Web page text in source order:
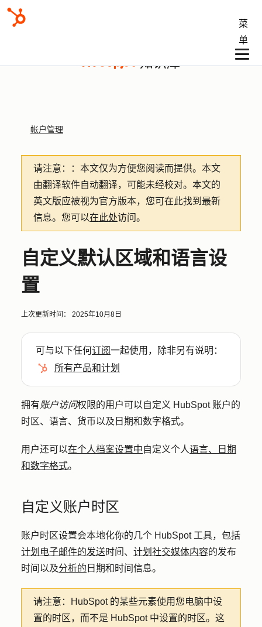
菜
单
知识库
帐户管理
请注意： ：本文仅为方便您阅读而提供。 本文
由翻译软件自动翻译，可能未经校对。本文的
英文版应被视为官方版本，您可在此找到最新
信息。您可以在此处访问。
自定义默认区域和语言设
置
上次更新时间： 2025年10月8日
可与以下任何订阅一起使用，除非另有说明：
所有产品和计划
拥有账户访问权限的用户可以自定义 HubSpot 账户的
时区、语言、货币以及日期和数字格式。
用户还可以在个人档案设置中自定义个人语言、日期
和数字格式。
自定义账户时区
账户时区设置会本地化你的几个 HubSpot 工具，包括
计划电子邮件的发送时间、 计划社交媒体内容的发布
时间以及分析的 日期和时间信息。
请注意：
HubSpot 的某些元素使用您电脑中设
置的时区，而不是 HubSpot 中设置的时区。这